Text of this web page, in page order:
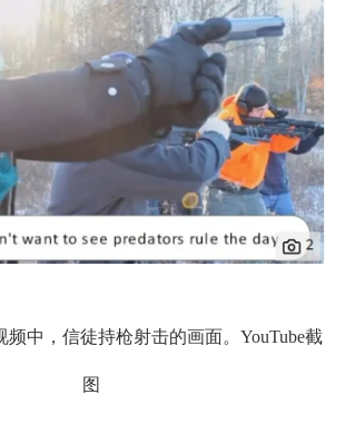
频中，信徒持枪射击的画面。YouTube截
图